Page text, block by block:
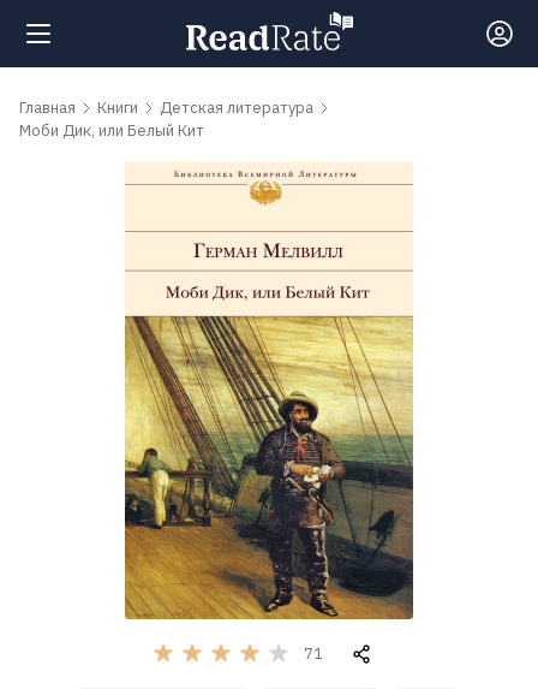
Поиск
Рейтинги
обсуждаемые
Главная Книги
Детская литература
Моби Дик, или Белый Кит
71